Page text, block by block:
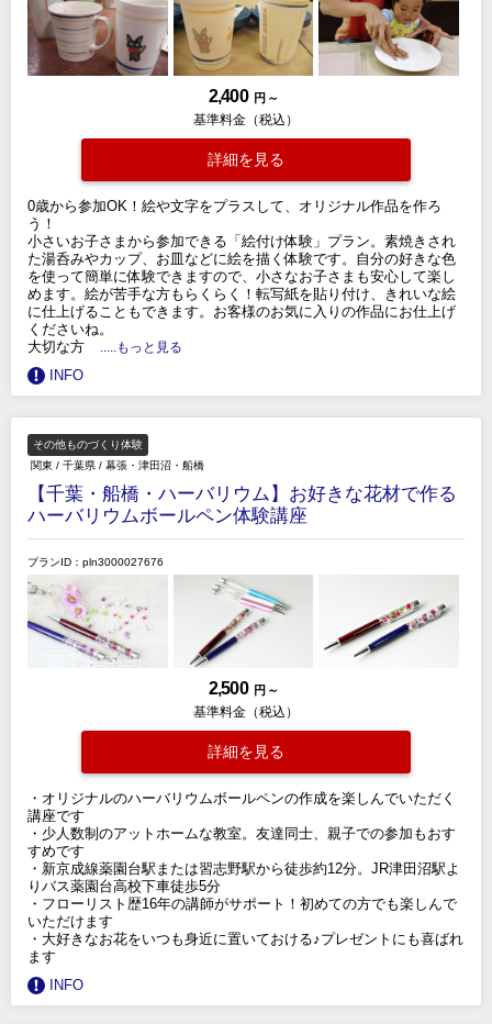
2,400 円 ～
基準料金（税込）
詳細を見る
0歳から参加OK！絵や文字をプラスして、オリジナル作品を作ろ
う！
小さいお子さまから参加できる「絵付け体験」プラン。素焼きされ
た湯呑みやカップ、お皿などに絵を描く体験です。自分の好きな色
を使って簡単に体験できますので、小さなお子さまも安心して楽し
めます。絵が苦手な方もらくらく！転写紙を貼り付け、きれいな絵
に仕上げることもできます。お客様のお気に入りの作品にお仕上げ
くださいね。
大切な方
.....もっと見る
INFO
その他ものづくり体験
関東 / 千葉県 / 幕張・津田沼・船橋
【千葉・船橋・ハーバリウム】お好きな花材で作る
ハーバリウムボールペン体験講座
プランID：pln3000027676
2,500 円 ～
基準料金（税込）
詳細を見る
・オリジナルのハーバリウムボールペンの作成を楽しんでいただく
講座です
・少人数制のアットホームな教室。友達同士、親子での参加もおす
すめです
・新京成線薬園台駅または習志野駅から徒歩約12分。JR津田沼駅よ
りバス薬園台高校下車徒歩5分
・フローリスト歴16年の講師がサポート！初めての方でも楽しんで
いただけます
・大好きなお花をいつも身近に置いておける♪プレゼントにも喜ばれ
ます
INFO